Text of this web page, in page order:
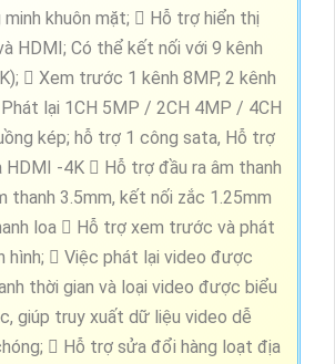
khuôn mặt;  Hỗ trợ hiển thị
HDMI; Có thể kết nối với 9 kênh
 Xem trước 1 kênh 8MP, 2 kênh
Phát lại 1CH 5MP / 2CH 4MP / 4CH
kép; hỗ trợ 1 công sata, Hỗ trợ
HDMI -4K  Hỗ trợ đầu ra âm thanh
thanh 3.5mm, kết nối zắc 1.25mm
loa  Hỗ trợ xem trước và phát
hình;  Việc phát lại video được
thời gian và loại video được biểu
giúp truy xuất dữ liệu video dễ
 Hỗ trợ sửa đổi hàng loạt địa